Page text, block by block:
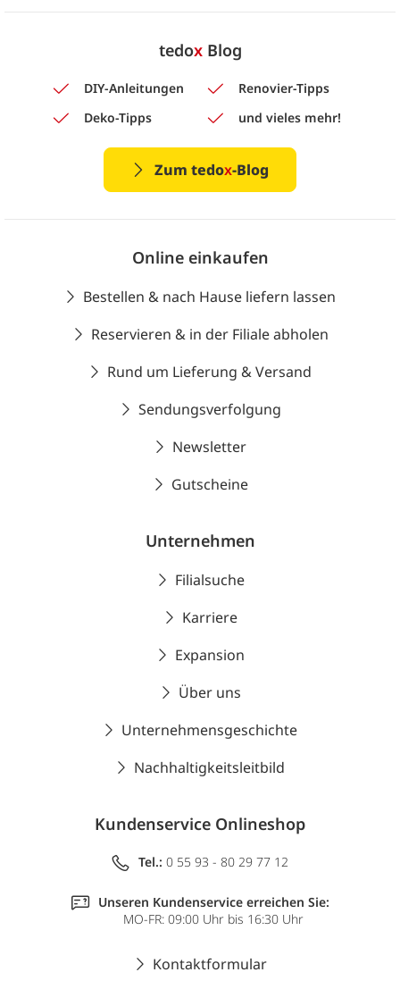
tedoxBlog
DIY-Anleitungen
Renovier-Tipps
Deko-Tipps
und vieles mehr!
Zum tedox-Blog
Online einkaufen
Bestellen & nach Hause liefern lassen
Reservieren & in der Filiale abholen
Rund um Lieferung & Versand
Sendungsverfolgung
Newsletter
Gutscheine
Unternehmen
Filialsuche
Karriere
Expansion
Über uns
Unternehmensgeschichte
Nachhaltigkeitsleitbild
Kundenservice Onlineshop
Tel.: 0 55 93 - 80 29 77 12
Unseren Kundenservice erreichen Sie:
MO-FR: 09:00 Uhr bis 16:30 Uhr
Kontaktformular